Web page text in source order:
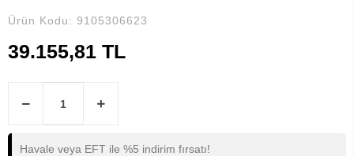
Ürün Kodu: 9105306623
39.155,81 TL
Havale veya EFT ile %5 indirim fırsatı!